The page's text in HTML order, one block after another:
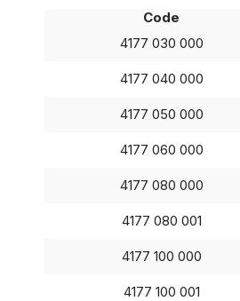
Code
4177 030 000
4177 040 000
4177 050 000
4177 060 000
4177 080 000
4177 080 001
4177 100 000
4177 100 001